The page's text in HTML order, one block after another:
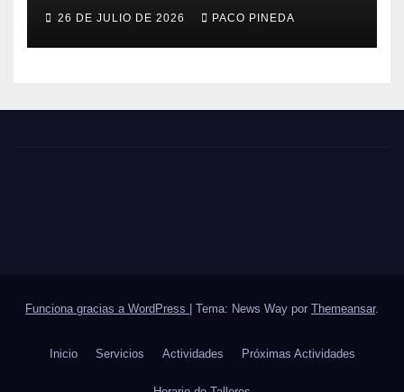
26 DE JULIO DE 2026 PACO PINEDA
Funciona gracias a WordPress Tema: News Way por Themeansar.
Inicio Servicios Actividades Próximas Actividades